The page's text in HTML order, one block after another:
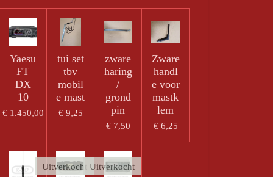
Yaesu
FT
DX
10
€ 1.450,00
tui set
tbv
mobil
e mast
€ 9,25
zware
haring
/
grond
pin
€ 7,50
Zware
handl
e voor
mastk
lem
€ 6,25
Uitverkocht Uitverkocht